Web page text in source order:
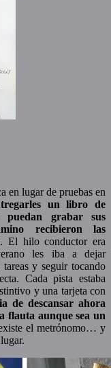
en lugar de pruebas en
un libro de
grabar sus
recibieron las
. El hilo conductor era
les iba a dejar
y seguir tocando
Cada pista estaba
y una tarjeta con
de descansar ahora
flauta aunque sea un
el metrónomo… y